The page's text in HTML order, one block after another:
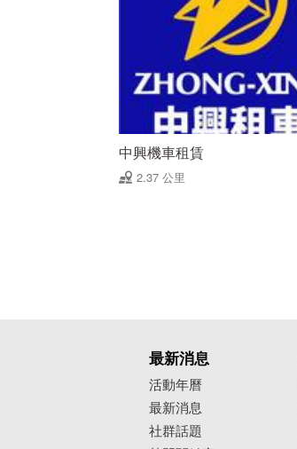
中興機車租賃
2.37 公里
最新消息
活動年曆
最新消息
社群話題